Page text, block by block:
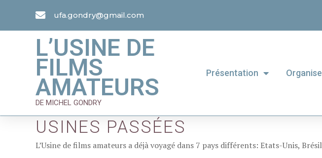
ufa.gondry@gmail.com
L’USINE DE
FILMS
AMATEURS
DE MICHEL GONDRY
Présentation
USINES PASSÉES
L’Usine de films amateurs a déjà voyagé dans 7 pays différents: Etats-Unis,